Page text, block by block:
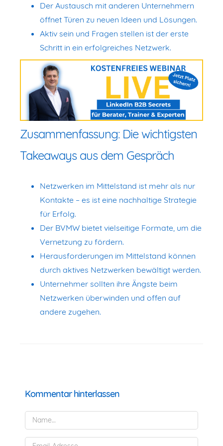
Der Austausch mit anderen Unternehmern
öffnet Türen zu neuen Ideen und Lösungen.
Aktiv sein und Fragen stellen ist der erste
Schritt in ein erfolgreiches Netzwerk.
Zusammenfassung: Die wichtigsten
Takeaways aus dem Gespräch
Netzwerken im Mittelstand ist mehr als nur
Kontakte – es ist eine nachhaltige Strategie
für Erfolg.
Der BVMW bietet vielseitige Formate, um die
Vernetzung zu fördern.
Herausforderungen im Mittelstand können
durch aktives Netzwerken bewältigt werden.
Unternehmer sollten ihre Ängste beim
Netzwerken überwinden und offen auf
andere zugehen.
Kommentar hinterlassen